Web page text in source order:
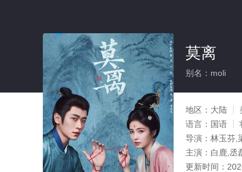
莫离
别名：moli
地区： 大陆
语言： 国语
导演： 林玉芬,
主演： 白鹿,丞
更新时间：